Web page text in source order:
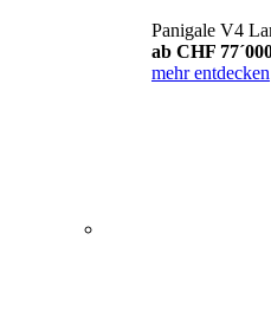
Panigale V4
ab CHF
mehr entdecken